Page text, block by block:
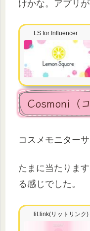
けかな。アプリが
LS for Influencer
Cosmoni（
コスメモニター
たまに当たりま
る感じでした。
lit.link(リットリンク)